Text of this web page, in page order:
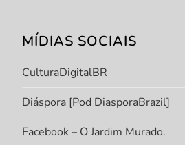
MÍDIAS SOCIAIS
CulturaDigitalBR
Diáspora [Pod DiasporaBrazil]
Facebook – O Jardim Murado.